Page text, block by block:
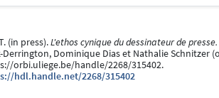
(in press).L'ethos cynique du dessinateur de
Derrington, Dominique Dias et Nathalie Schnitzer
orbi.uliege.be/handle/2268/315402.
hdl.handle.net/2268/315402